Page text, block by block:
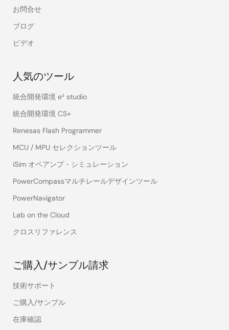
お問合せ
ブログ
ビデオ
人気のツール
統合開発環境 e² studio
統合開発環境 CS+
Renesas Flash Programmer
MCU / MPU セレクションツール
iSim オペアンプ・シミュレーション
PowerCompassマルチレールデザインツール
PowerNavigator
Lab on the Cloud
クロスリファレンス
ご購入/サンプル請求
技術サポート
ご購入/サンプル
在庫確認